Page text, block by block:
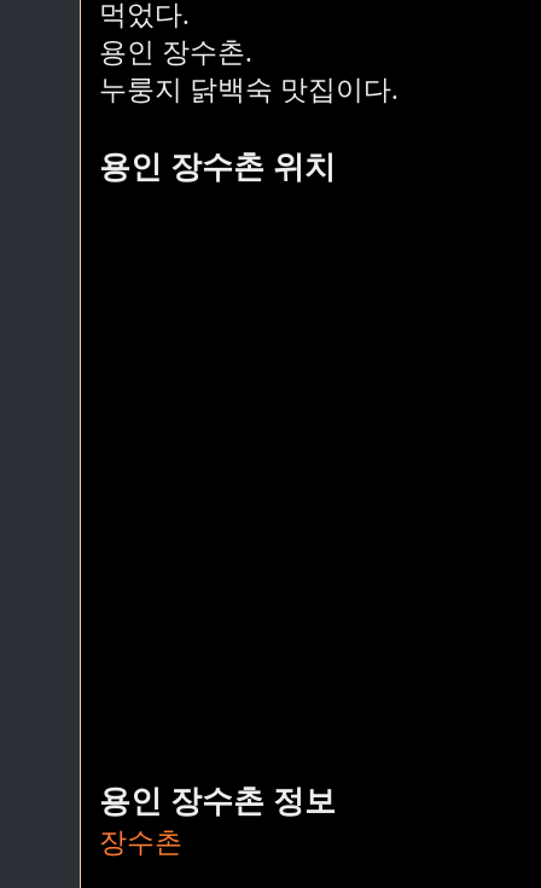
먹었다.
용인 장수촌.
누룽지 닭백숙 맛집이다.
용인 장수촌 위치
용인 장수촌 정보
장수촌